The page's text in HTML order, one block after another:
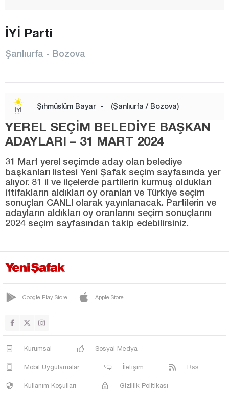
HALİLİYE
HARRAN
KARAKÖPRÜ
SİVEREK
VİRANŞEHİR
Tekirdağ
Tokat
Trabzon
Tunceli
Van
Yozgat
İYİ Parti
Şanlıurfa - Bozova
Şıhmüslüm Bayar - (Şanlıurfa / Bozova)
YEREL SEÇİM BELEDİYE BAŞKAN
ADAYLARI – 31 MART 2024
31 Mart yerel seçimde aday olan belediye
başkanları listesi Yeni Şafak seçim sayfasında yer
alıyor. 81 il ve ilçelerde partilerin kurmuş oldukları
ittifakların aldıkları oy oranları ve Türkiye seçim
sonuçları CANLI olarak yayınlanacak. Partilerin ve
adayların aldıkları oy oranlarını seçim sonuçlarını
2024 seçim sayfasından takip edebilirsiniz.
Google Play Store Apple Store
Kurumsal Sosyal Medya
Mobil Uygulamalar İletişim Rss
Kullanım Koşulları Gizlilik Politikası